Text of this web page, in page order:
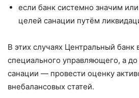
если банк системно значим
целей санации путём
В этих случаях Центральный банк
специального управляющего, а
санации — провести оценку
внебалансовых статей.